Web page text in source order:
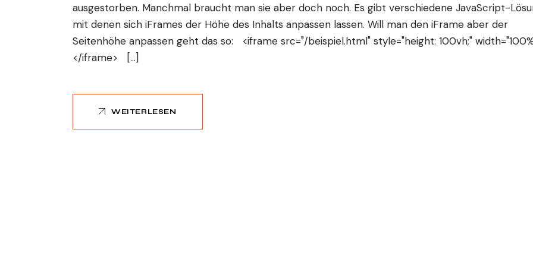
ausgestorben. Manchmal braucht man sie aber doch noch. Es gibt verschiedene JavaScript-
mit denen sich iFrames der Höhe des Inhalts anpassen lassen. Will man den iFrame aber der
Seitenhöhe anpassen geht das so: <iframe src="/beispiel.html" style="height: 100vh;"
</iframe> […]
WEITERLESEN